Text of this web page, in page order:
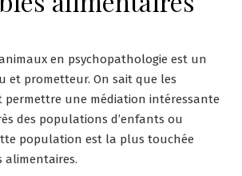
en psychopathologie est un
et prometteur. On sait que les
permettre une médiation intéressante
des populations d’enfants ou
population est la plus touchée
alimentaires.